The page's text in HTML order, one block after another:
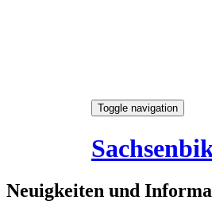
Toggle navigation
Neuigkeiten und